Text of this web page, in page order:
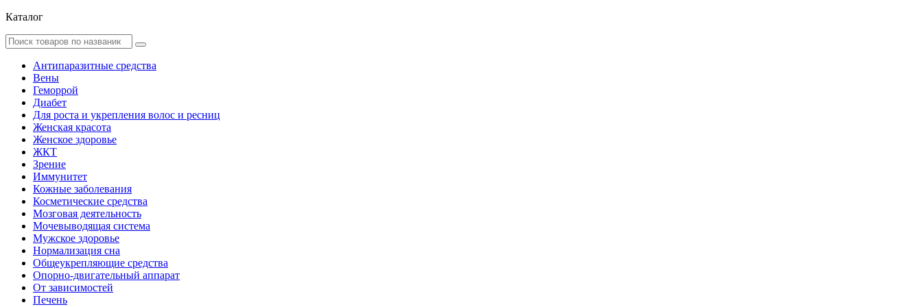
Каталог
Антипаразитные средства
Вены
Геморрой
Диабет
Для роста и укрепления волос и ресниц
Женская красота
Женское здоровье
ЖКТ
Зрение
Иммунитет
Кожные заболевания
Косметические средства
Мозговая деятельность
Мочевыводящая система
Мужское здоровье
Нормализация сна
Общеукрепляющие средства
Опорно-двигательный аппарат
От зависимостей
Печень